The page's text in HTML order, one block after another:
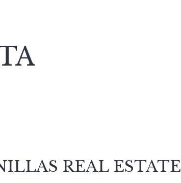
REAL ESTATE